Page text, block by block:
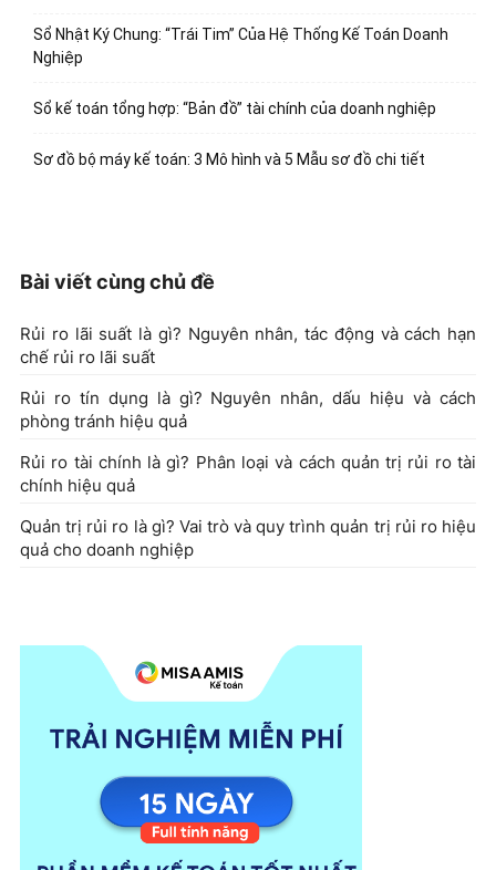
Sổ Nhật Ký Chung: “Trái Tim” Của Hệ Thống Kế Toán Doanh
Nghiệp
Sổ kế toán tổng hợp: “Bản đồ” tài chính của doanh nghiệp
Sơ đồ bộ máy kế toán: 3 Mô hình và 5 Mẫu sơ đồ chi tiết
Bài viết cùng chủ đề
Rủi ro lãi suất là gì? Nguyên nhân, tác động và cách hạn
chế rủi ro lãi suất
Rủi ro tín dụng là gì? Nguyên nhân, dấu hiệu và cách
phòng tránh hiệu quả
Rủi ro tài chính là gì? Phân loại và cách quản trị rủi ro tài
chính hiệu quả
Quản trị rủi ro là gì? Vai trò và quy trình quản trị rủi ro hiệu
quả cho doanh nghiệp